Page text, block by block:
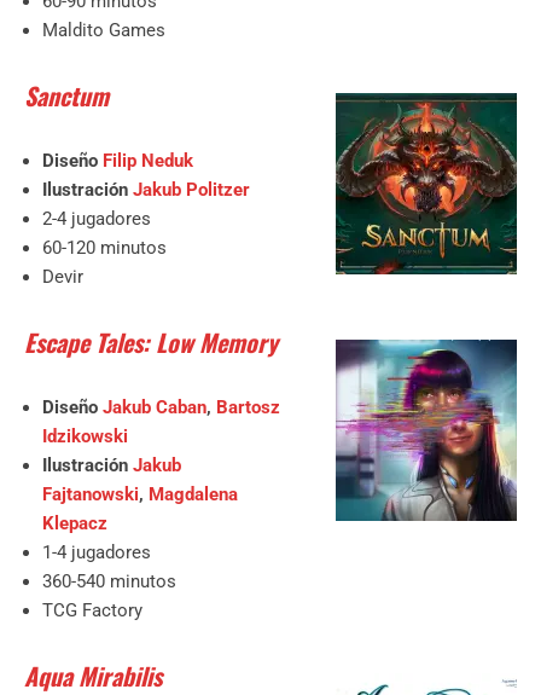
Maldito Games
Sanctum
Diseño Filip Neduk
Ilustración Jakub Politzer
2-4 jugadores
60-120 minutos
Devir
Escape Tales: Low Memory
Diseño Jakub Caban, Bartosz
Idzikowski
Ilustración Jakub
Fajtanowski, Magdalena
Klepacz
1-4 jugadores
360-540 minutos
TCG Factory
Aqua Mirabilis